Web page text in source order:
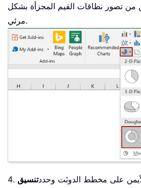
من تصور نطاقات القيم المجزأة بشكل
مرئي.
الأيمن على مخطط الدونَت وحددتنسيق